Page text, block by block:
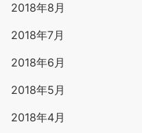
2018年8月
2018年7月
2018年6月
2018年5月
2018年4月